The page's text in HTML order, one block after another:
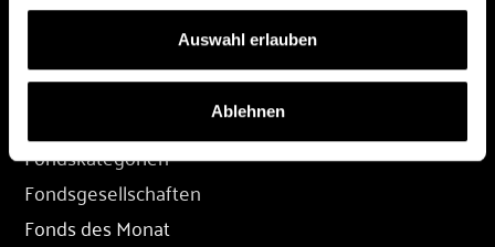
Auswahl erlauben
Ablehnen
FONDS
Fondskategorien
Fondsgesellschaften
Fonds des Monat